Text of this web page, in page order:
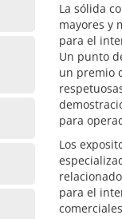
La sólida
mayores y
para el
Un punto
un premio
para
Los
para el